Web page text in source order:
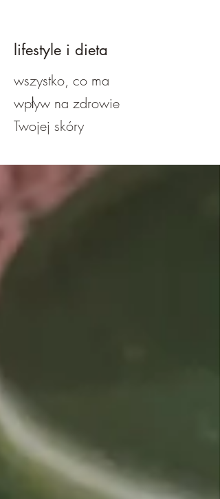
lifestyle i dieta
wszystko, co ma
wpływ na zdrowie
Twojej skóry